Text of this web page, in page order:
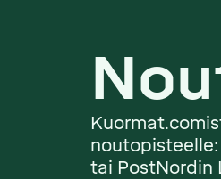
tai PostNordin